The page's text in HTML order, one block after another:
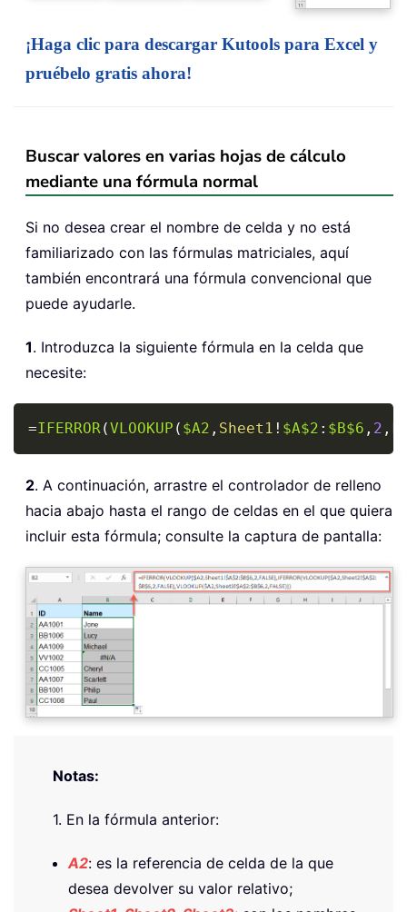
¡Haga clic para descargar Kutools para Excel y
pruébelo gratis ahora!
Buscar valores en varias hojas de cálculo
mediante una fórmula normal
Si no desea crear el nombre de celda y no está
familiarizado con las fórmulas matriciales, aquí
también encontrará una fórmula convencional que
puede ayudarle.
1. Introduzca la siguiente fórmula en la celda que
necesite:
=IFERROR (VLOOKUP ( $A2 , Sheet1 ! $A$2 : $B$6 , 2 ,
Copy
2. A continuación, arrastre el controlador de relleno
hacia abajo hasta el rango de celdas en el que quiera
incluir esta fórmula; consulte la captura de pantalla:
Notas:
1. En la fórmula anterior:
A2: es la referencia de celda de la que
desea devolver su valor relativo;